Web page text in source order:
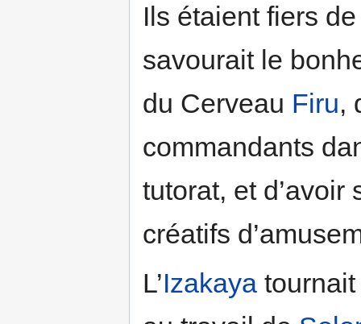
Ils étaient fiers
savourait le
du Cerveau Firu,
commandants
tutorat, et
créatifs
L’Izakaya